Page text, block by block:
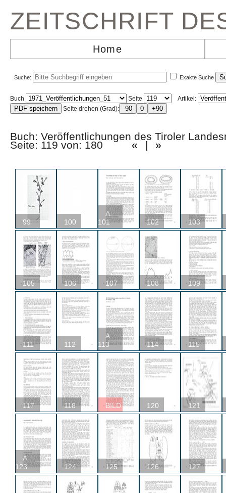
ZEITSCHRIFT
Home
Suche: Exakte Suche
Buch Seite
Artikel:
Seite drehen (Grad):
Buch: Veröffentlichungen des Tiroler
Seite: 119 von: 180 « | »
99 100
A
101
102 103
105 106 107 108 109
111 112
A
113
114 115
117 118 BILD 120 121
A
123
124 125 126 127